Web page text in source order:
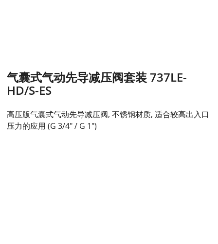
气囊式气动先导减压阀套装 737LE-
HD/S-ES
高压版气囊式气动先导减压阀, 不锈钢材质, 适合较高出入口
压力的应用 (G 3/4" / G 1")